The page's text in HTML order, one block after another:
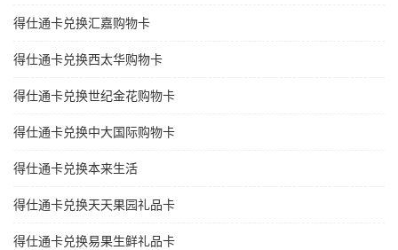
得仕通卡兑换汇嘉购物卡
得仕通卡兑换西太华购物卡
得仕通卡兑换世纪金花购物卡
得仕通卡兑换中大国际购物卡
得仕通卡兑换本来生活
得仕通卡兑换天天果园礼品卡
得仕通卡兑换易果生鲜礼品卡